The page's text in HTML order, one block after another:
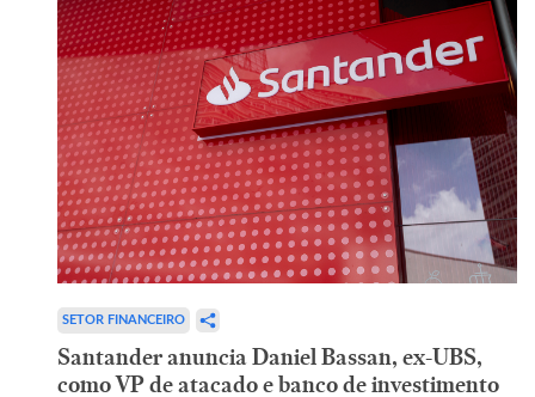
SETOR FINANCEIRO
Santander anuncia Daniel Bassan, ex-UBS,
como VP de atacado e banco de investimento